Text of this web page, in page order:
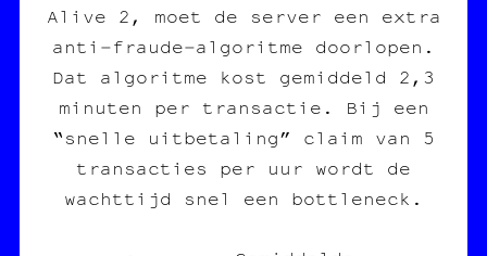
Alive 2, moet de server een extra
anti‑fraude‑algoritme doorlopen.
Dat algoritme kost gemiddeld 2,3
minuten per transactie. Bij een
“snelle uitbetaling” claim van 5
transacties per uur wordt de
wachttijd snel een bottleneck.